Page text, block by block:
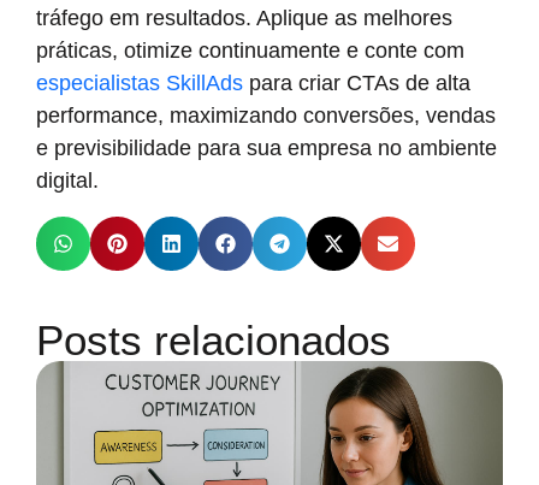
tráfego em resultados. Aplique as melhores
práticas, otimize continuamente e conte com
especialistas SkillAds para criar CTAs de alta
performance, maximizando conversões, vendas
e previsibilidade para sua empresa no ambiente
digital.
Posts relacionados